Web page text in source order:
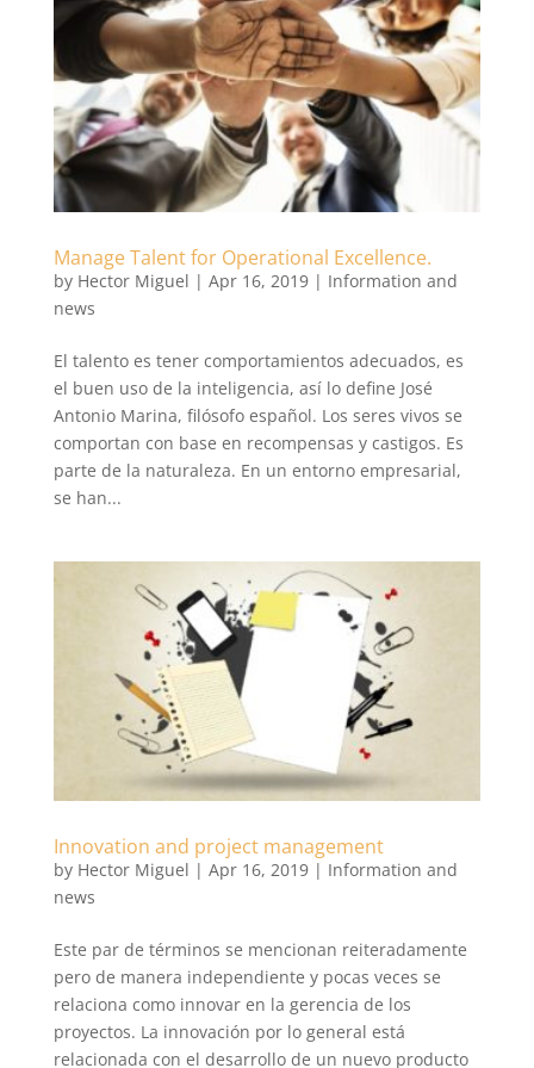
Manage Talent for Operational Excellence.
by Hector Miguel | Apr 16, 2019| Information and
news
El talento es tener comportamientos adecuados, es
el buen uso de la inteligencia, así lo define José
Antonio Marina, filósofo español. Los seres vivos se
comportan con base en recompensas y castigos. Es
parte de la naturaleza. En un entorno empresarial,
se han...
Innovation and project management
by Hector Miguel | Apr 16, 2019| Information and
news
Este par de términos se mencionan reiteradamente
pero de manera independiente y pocas veces se
relaciona como innovar en la gerencia de los
proyectos. La innovación por lo general está
relacionada con el desarrollo de un nuevo producto